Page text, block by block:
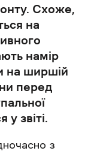
Схоже,
на
намір
на ширшій
перед
у звіті.
з